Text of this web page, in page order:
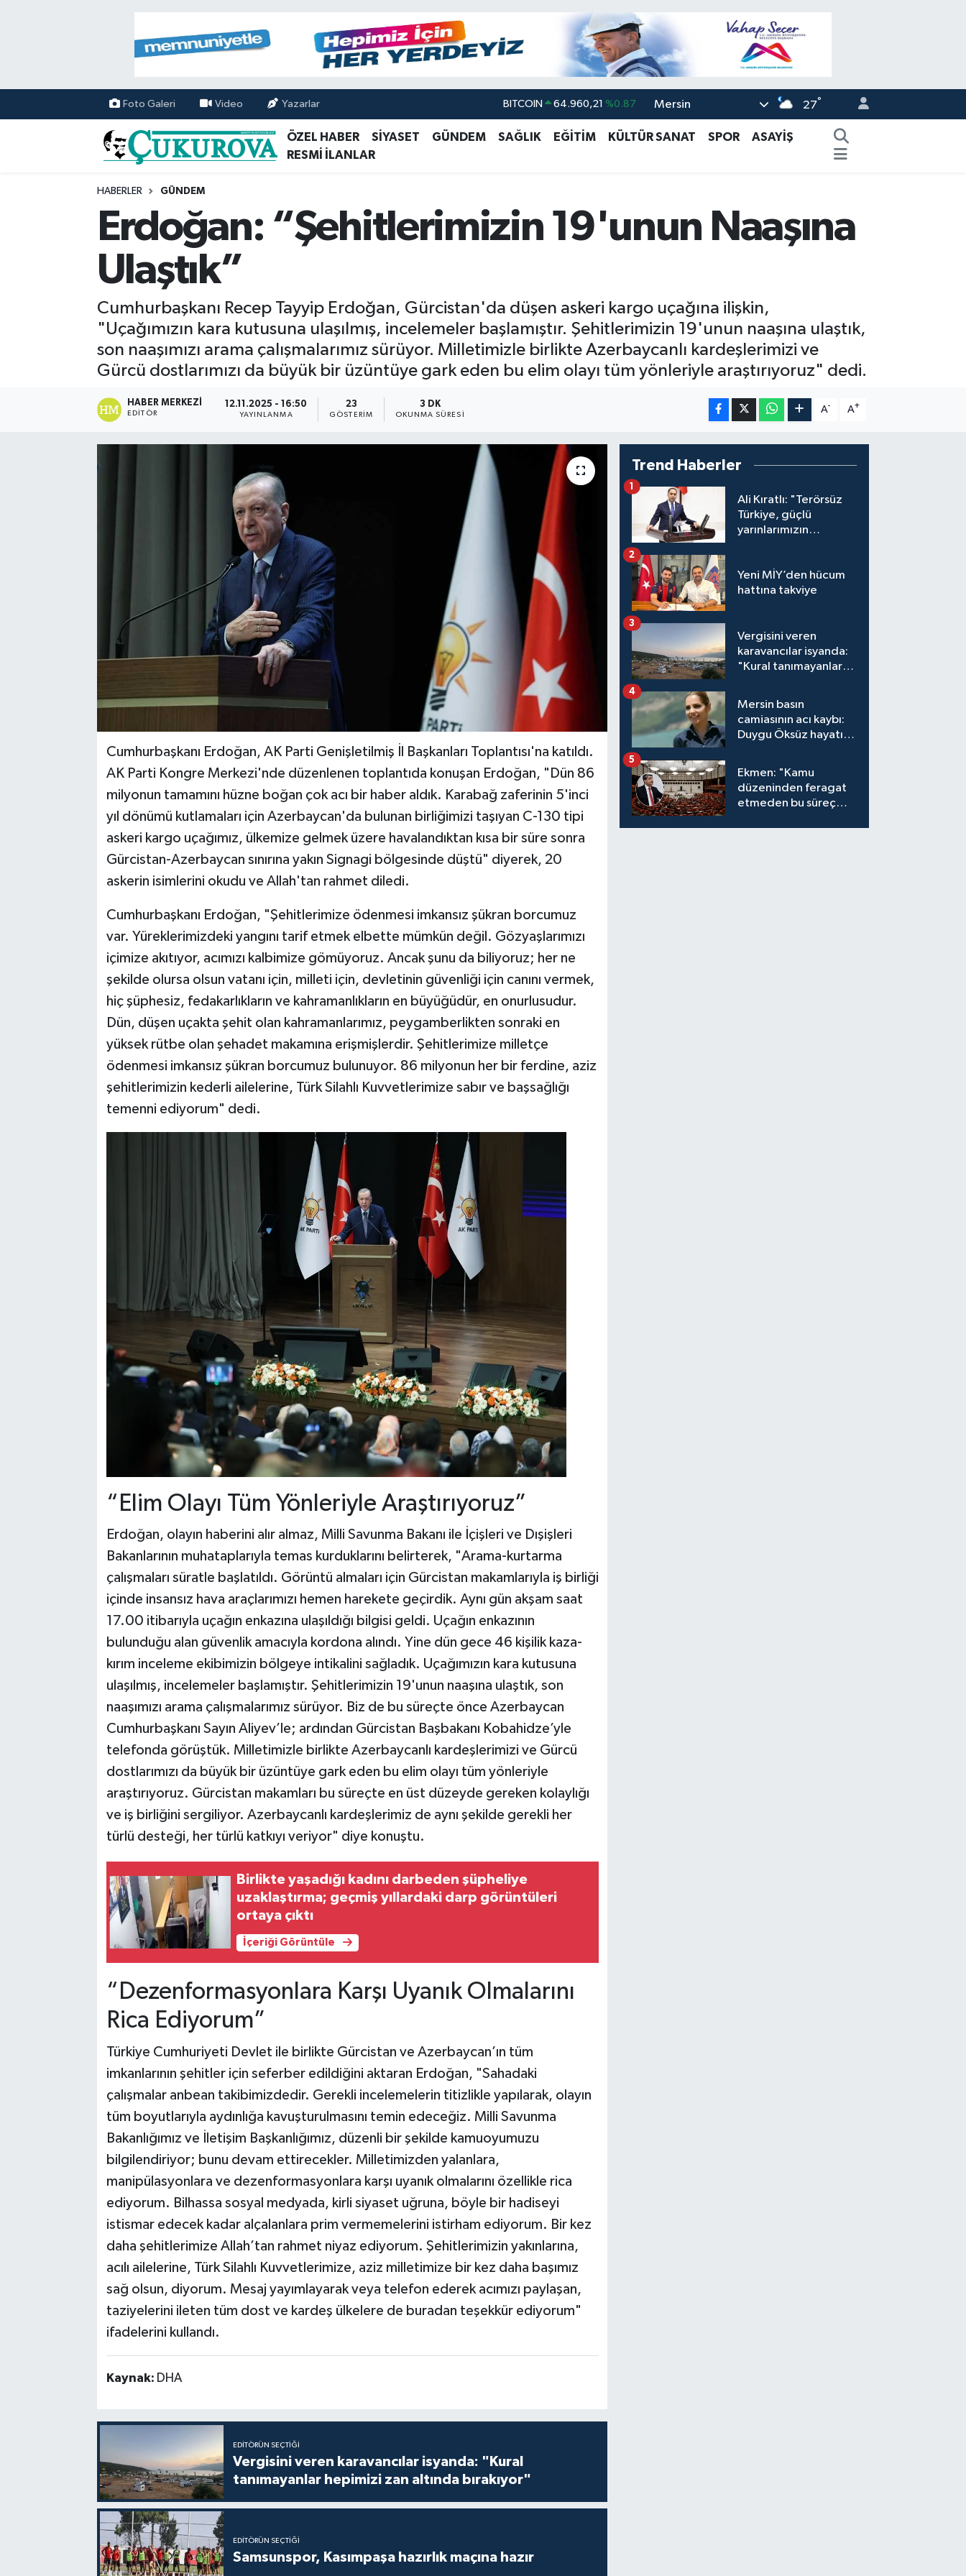
Foto Galeri Video Yazarlar
64.960,21 %0.87
DOLAR 47,7436 %0.18
EURO 55,2510 %0.32
BİST100 13.779
Mersin 27°
ÖZEL HABER SİYASET GÜNDEM SAĞLIK EĞİTİM KÜLTÜR SANAT SPOR
ASAYİŞ
RESMİ İLANLAR
HABERLER GÜNDEM
Erdoğan: “Şehitlerimizin 19'unun Naaşına
Ulaştık”
Cumhurbaşkanı Recep Tayyip Erdoğan, Gürcistan'da düşen askeri kargo uçağına ilişkin,
"Uçağımızın kara kutusuna ulaşılmış, incelemeler başlamıştır. Şehitlerimizin 19'unun naaşına ulaştık,
son naaşımızı arama çalışmalarımız sürüyor. Milletimizle birlikte Azerbaycanlı kardeşlerimizi ve
Gürcü dostlarımızı da büyük bir üzüntüye gark eden bu elim olayı tüm yönleriyle araştırıyoruz" dedi.
HABER MERKEZI
EDITÖR
12.11.2025 - 16:50
YAYINLANMA
23
GÖSTERIM
3 DK
OKUNMA SÜRESI
A- A+
Cumhurbaşkanı Erdoğan, AK Parti Genişletilmiş İl Başkanları Toplantısı'na katıldı.
AK Parti Kongre Merkezi'nde düzenlenen toplantıda konuşan Erdoğan, "Dün 86
milyonun tamamını hüzne boğan çok acı bir haber aldık. Karabağ zaferinin 5'inci
yıl dönümü kutlamaları için Azerbaycan'da bulunan birliğimizi taşıyan C-130 tipi
askeri kargo uçağımız, ülkemize gelmek üzere havalandıktan kısa bir süre sonra
Gürcistan-Azerbaycan sınırına yakın Signagi bölgesinde düştü" diyerek, 20
askerin isimlerini okudu ve Allah'tan rahmet diledi.
Cumhurbaşkanı Erdoğan, "Şehitlerimize ödenmesi imkansız şükran borcumuz
var. Yüreklerimizdeki yangını tarif etmek elbette mümkün değil. Gözyaşlarımızı
içimize akıtıyor, acımızı kalbimize gömüyoruz. Ancak şunu da biliyoruz; her ne
şekilde olursa olsun vatanı için, milleti için, devletinin güvenliği için canını vermek,
hiç şüphesiz, fedakarlıkların ve kahramanlıkların en büyüğüdür, en onurlusudur.
Dün, düşen uçakta şehit olan kahramanlarımız, peygamberlikten sonraki en
yüksek rütbe olan şehadet makamına erişmişlerdir. Şehitlerimize milletçe
ödenmesi imkansız şükran borcumuz bulunuyor. 86 milyonun her bir ferdine, aziz
şehitlerimizin kederli ailelerine, Türk Silahlı Kuvvetlerimize sabır ve başsağlığı
temenni ediyorum" dedi.
“Elim Olayı Tüm Yönleriyle Araştırıyoruz”
Erdoğan, olayın haberini alır almaz, Milli Savunma Bakanı ile İçişleri ve Dışişleri
Bakanlarının muhataplarıyla temas kurduklarını belirterek, "Arama-kurtarma
çalışmaları süratle başlatıldı. Görüntü almaları için Gürcistan makamlarıyla iş birliği
içinde insansız hava araçlarımızı hemen harekete geçirdik. Aynı gün akşam saat
17.00 itibarıyla uçağın enkazına ulaşıldığı bilgisi geldi. Uçağın enkazının
bulunduğu alan güvenlik amacıyla kordona alındı. Yine dün gece 46 kişilik kaza-
kırım inceleme ekibimizin bölgeye intikalini sağladık. Uçağımızın kara kutusuna
ulaşılmış, incelemeler başlamıştır. Şehitlerimizin 19'unun naaşına ulaştık, son
naaşımızı arama çalışmalarımız sürüyor. Biz de bu süreçte önce Azerbaycan
Cumhurbaşkanı Sayın Aliyev’le; ardından Gürcistan Başbakanı Kobahidze’yle
telefonda görüştük. Milletimizle birlikte Azerbaycanlı kardeşlerimizi ve Gürcü
dostlarımızı da büyük bir üzüntüye gark eden bu elim olayı tüm yönleriyle
araştırıyoruz. Gürcistan makamları bu süreçte en üst düzeyde gereken kolaylığı
ve iş birliğini sergiliyor. Azerbaycanlı kardeşlerimiz de aynı şekilde gerekli her
türlü desteği, her türlü katkıyı veriyor" diye konuştu.
Birlikte yaşadığı kadını darbeden şüpheliye
uzaklaştırma; geçmiş yıllardaki darp görüntüleri
ortaya çıktı
İçeriği Görüntüle
“Dezenformasyonlara Karşı Uyanık Olmalarını
Rica Ediyorum”
Türkiye Cumhuriyeti Devlet ile birlikte Gürcistan ve Azerbaycan’ın tüm
imkanlarının şehitler için seferber edildiğini aktaran Erdoğan, "Sahadaki
çalışmalar anbean takibimizdedir. Gerekli incelemelerin titizlikle yapılarak, olayın
tüm boyutlarıyla aydınlığa kavuşturulmasını temin edeceğiz. Milli Savunma
Bakanlığımız ve İletişim Başkanlığımız, düzenli bir şekilde kamuoyumuzu
bilgilendiriyor; bunu devam ettirecekler. Milletimizden yalanlara,
manipülasyonlara ve dezenformasyonlara karşı uyanık olmalarını özellikle rica
ediyorum. Bilhassa sosyal medyada, kirli siyaset uğruna, böyle bir hadiseyi
istismar edecek kadar alçalanlara prim vermemelerini istirham ediyorum. Bir kez
daha şehitlerimize Allah’tan rahmet niyaz ediyorum. Şehitlerimizin yakınlarına,
acılı ailelerine, Türk Silahlı Kuvvetlerimize, aziz milletimize bir kez daha başımız
sağ olsun, diyorum. Mesaj yayımlayarak veya telefon ederek acımızı paylaşan,
taziyelerini ileten tüm dost ve kardeş ülkelere de buradan teşekkür ediyorum"
ifadelerini kullandı.
Kaynak: DHA
EDITÖRÜN SEÇTIĞI
Vergisini veren karavancılar isyanda: "Kural
tanımayanlar hepimizi zan altında bırakıyor"
EDITÖRÜN SEÇTIĞI
Samsunspor, Kasımpaşa hazırlık maçına hazır
Trend Haberler
Ali Kıratlı: "Terörsüz
Türkiye, güçlü
yarınlarımızın
1
Yeni MİY’den hücum
hattına takviye
2
Vergisini veren
karavancılar isyanda:
"Kural tanımayanlar
3
Mersin basın
camiasının acı kaybı:
Duygu Öksüz hayatını
4
Ekmen: "Kamu
düzeninden feragat
etmeden bu süreç
5
Mersin Nöbetçi Eczaneler
Mersin Hava Durumu
Mersin Namaz Vakitleri
Mersin Trafik Yoğunluk Haritası
Tüm Manşetler
Son Dakika Haberleri
Haber Arşivi